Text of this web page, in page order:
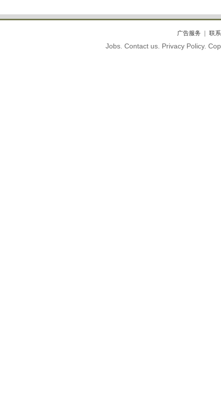
广告服务 联
Jobs. Contact us. Privacy Policy.